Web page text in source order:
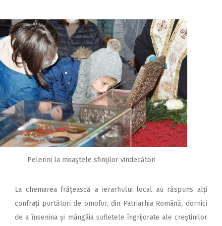
Pelerini la moaştele sfinţilor vindecători
La chemarea frățească a ierarhului local au răspuns alți
confrați purtători de omofor, din Patriarhia Română, dornici
de a însenina și mângâia sufletele îngrijorate ale creștinilor